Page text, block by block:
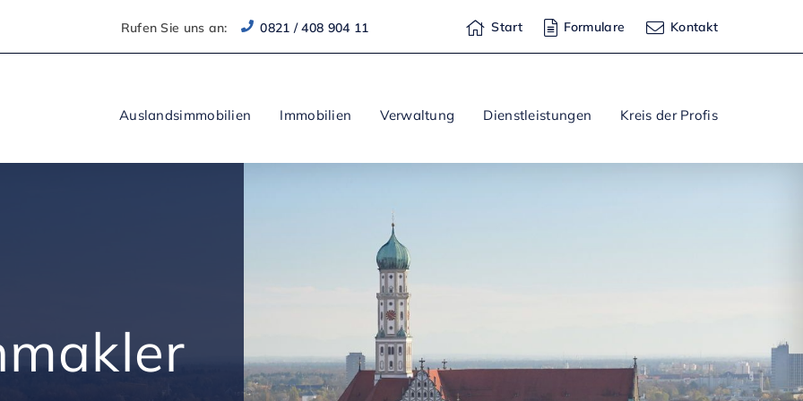
Rufen Sie uns an: 0821 / 408 904 11 Start Formulare Kontakt
Auslandsimmobilien Immobilien Verwaltung Dienstleistungen Kreis der Profis